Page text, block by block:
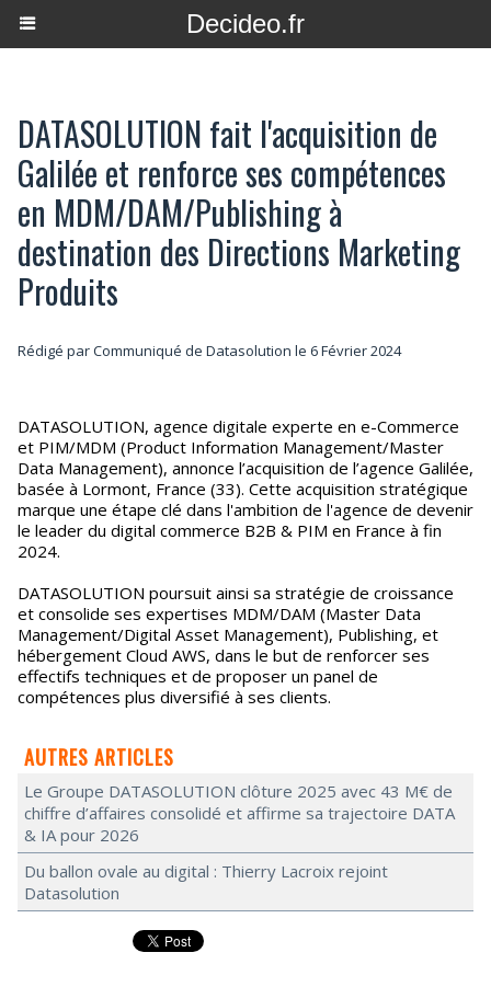
Decideo.fr
DATASOLUTION fait l'acquisition de
Galilée et renforce ses compétences
en MDM/DAM/Publishing à
destination des Directions Marketing
Produits
Rédigé par Communiqué de Datasolution le 6 Février 2024
DATASOLUTION, agence digitale experte en e-Commerce
et PIM/MDM (Product Information Management/Master
Data Management), annonce l’acquisition de l’agence Galilée,
basée à Lormont, France (33). Cette acquisition stratégique
marque une étape clé dans l'ambition de l'agence de devenir
le leader du digital commerce B2B & PIM en France à fin
2024.
DATASOLUTION poursuit ainsi sa stratégie de croissance
et consolide ses expertises MDM/DAM (Master Data
Management/Digital Asset Management), Publishing, et
hébergement Cloud AWS, dans le but de renforcer ses
effectifs techniques et de proposer un panel de
compétences plus diversifié à ses clients.
AUTRES ARTICLES
Le Groupe DATASOLUTION clôture 2025 avec 43 M€ de
chiffre d’affaires consolidé et affirme sa trajectoire DATA
& IA pour 2026
Du ballon ovale au digital : Thierry Lacroix rejoint
Datasolution